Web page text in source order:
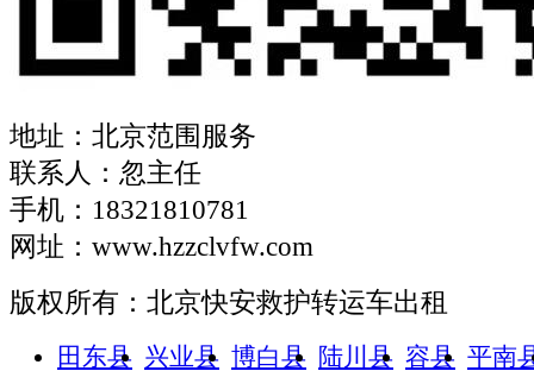
地址：北京范围服务
联系人：忽主任
手机：18321810781
网址：www.hzzclvfw.com
版权所有：北京快安救护转运车出租
田东县 兴业县 博白县 陆川县 容县 平南